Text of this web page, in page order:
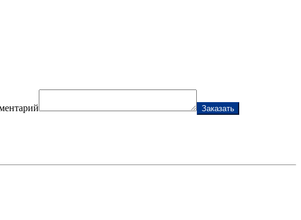
Заказать